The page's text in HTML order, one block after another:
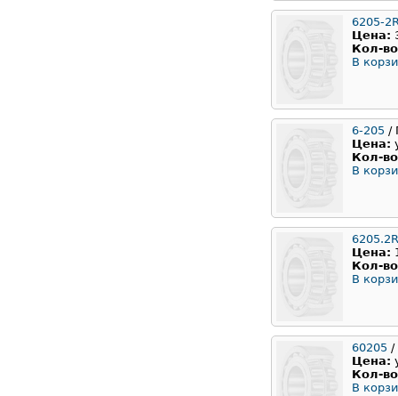
6205-
Цена:
Кол-
В
6-205 /
Цена:
Кол-
В
Цена:
Кол-
В
60205 /
Цена:
Кол-
В